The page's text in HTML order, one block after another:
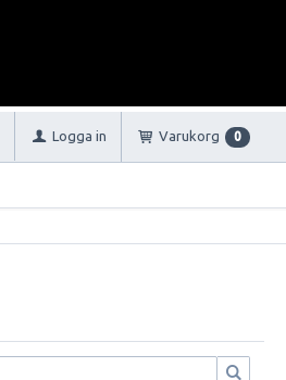
Logga in Varukorg 0